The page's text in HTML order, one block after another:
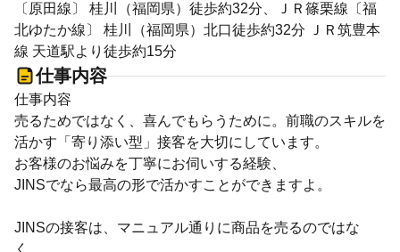
〔原田線〕 桂川（福岡県）徒歩約32分、ＪＲ篠栗線〔福
北ゆたか線〕 桂川（福岡県）北口徒歩約32分 ＪＲ筑豊本
線 天道駅より徒歩約15分
仕事内容
仕事内容
売るためではなく、喜んでもらうために。前職のスキルを
活かす「寄り添い型」接客を大切にしています。
お客様のお悩みを丁寧にお伺いする経験、
JINSでなら最高の形で活かすことができますよ。
JINSの接客は、マニュアル通りに商品を売るのではな
く、